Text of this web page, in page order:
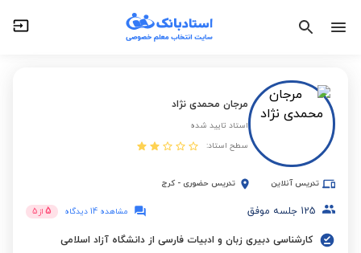
مرجان محمدی نژاد
استاد تایید شده
سطح استاد:
تدریس آنلاین تدریس حضوری - کرج
125 جلسه موفق مشاهده 14 دیدگاه 5 از 5
کارشناسی دبیری زبان و ادبیات فارسی از دانشگاه آزاد اسلامی